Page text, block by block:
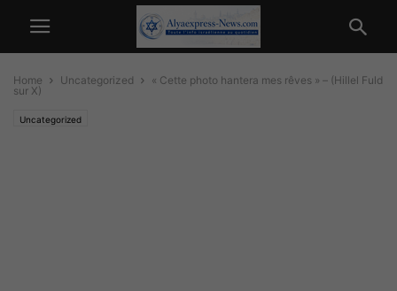
Home Uncategorized
« Cette photo hantera mes rêves » – (Hillel Fuld
sur X)
Uncategorized